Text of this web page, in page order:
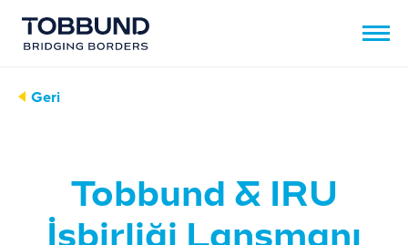
Geri
Tobbund & IRU
İşbirliği Lansmanı